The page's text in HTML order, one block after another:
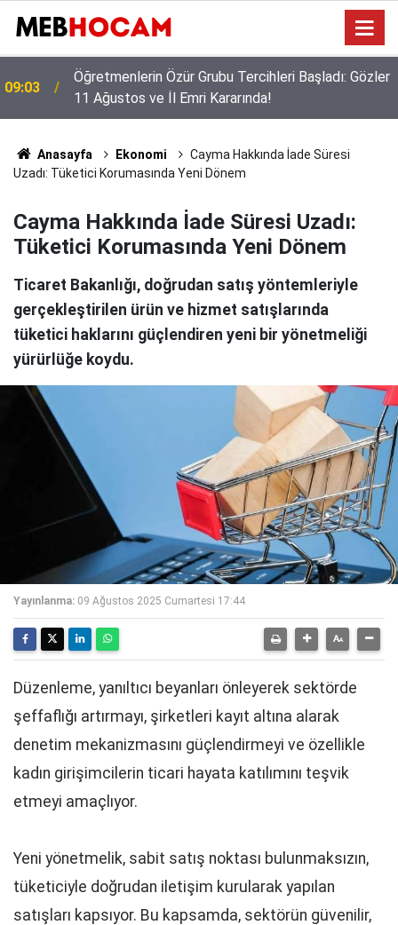
23:02
Ağustos Ayında Ek Gelir Fırsatı: MEB E-Sınav
Görevli Ücretleri Belli Oldu!
Anasayfa Ekonomi
Cayma Hakkında İade Süresi
Uzadı: Tüketici Korumasında Yeni Dönem
Cayma Hakkında İade Süresi Uzadı:
Tüketici Korumasında Yeni Dönem
Ticaret Bakanlığı, doğrudan satış yöntemleriyle
gerçekleştirilen ürün ve hizmet satışlarında
tüketici haklarını güçlendiren yeni bir yönetmeliği
yürürlüğe koydu.
Yayınlanma: 09 Ağustos 2025 Cumartesi 17:44
Düzenleme, yanıltıcı beyanları önleyerek sektörde
şeffaflığı artırmayı, şirketleri kayıt altına alarak
denetim mekanizmasını güçlendirmeyi ve özellikle
kadın girişimcilerin ticari hayata katılımını teşvik
etmeyi amaçlıyor.
Yeni yönetmelik, sabit satış noktası bulunmaksızın,
tüketiciyle doğrudan iletişim kurularak yapılan
satışları kapsıyor. Bu kapsamda, sektörün güvenilir,